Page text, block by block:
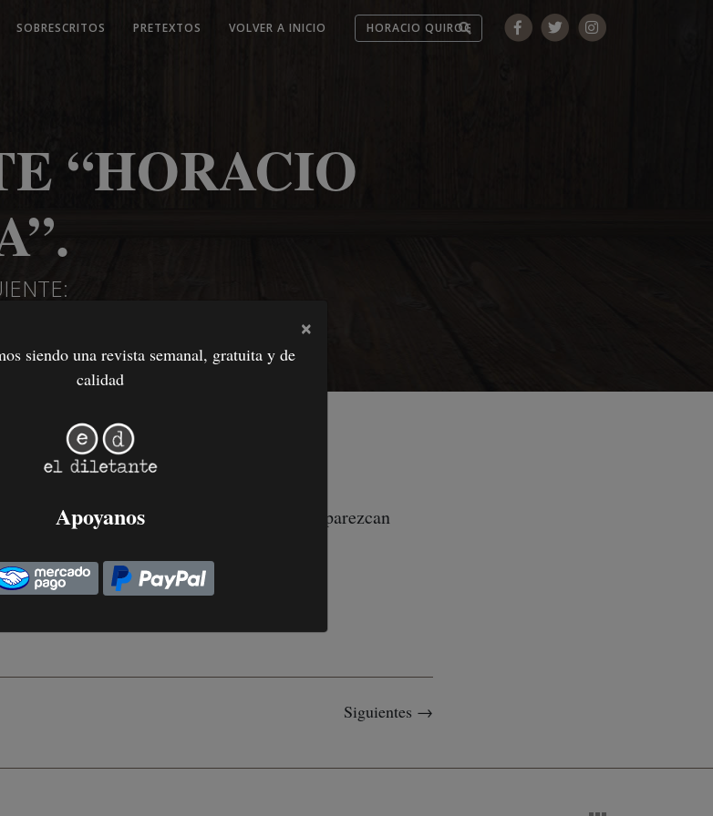
SOBRESCRITOS PRETEXTOS VOLVER A INICIO
“HORACIO
rótulos como historieta y cómic hace que parezcan
.
Siguientes →
×
siendo una revista semanal, gratuita y de
calidad
Apoyanos